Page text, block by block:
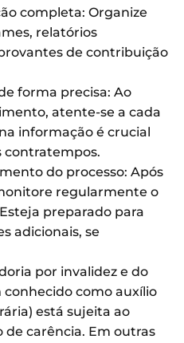
completa: Organize
relatórios
de contribuição
forma precisa: Ao
atente-se a cada
informação é crucial
contratempos.
do processo: Após
regularmente o
preparado para
adicionais, se
por invalidez e do
como auxílio
está sujeita ao
carência. Em outras